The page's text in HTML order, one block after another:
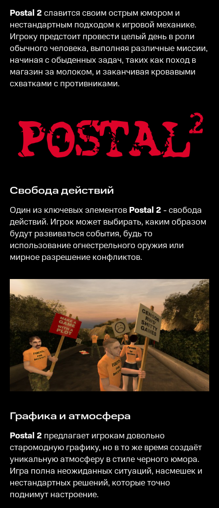
Postal 2 славится своим острым юмором и
нестандартным подходом к игровой механике.
Игроку предстоит провести целый день в роли
обычного человека, выполняя различные миссии,
начиная с обыденных задач, таких как поход в
магазин за молоком, и заканчивая кровавыми
схватками с противниками.
Свобода действий
Один из ключевых элементов Postal 2 - свобода
действий. Игрок может выбирать, каким образом
будут развиваться события, будь то
использование огнестрельного оружия или
мирное разрешение конфликтов.
Графика и атмосфера
Postal 2 предлагает игрокам довольно
старомодную графику, но в то же время создаёт
уникальную атмосферу в стиле черного юмора.
Игра полна неожиданных ситуаций, насмешек и
нестандартных решений, которые точно
поднимут настроение.